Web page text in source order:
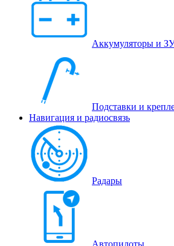
Аккумуляторы и
Подставки и
Навигация и радиосвязь
Радары
Автопилоты